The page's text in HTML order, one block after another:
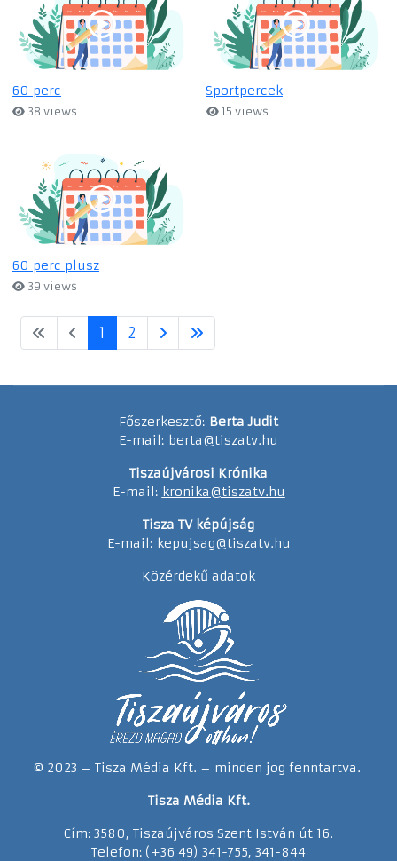
60 perc
38 views
Sportpercek
15 views
60 perc plusz
39 views
1 2
Főszerkesztő: Berta Judit
E-mail: berta@tiszatv.hu
Tiszaújvárosi Krónika
E-mail: kronika@tiszatv.hu
Tisza TV képújság
E-mail: kepujsag@tiszatv.hu
Közérdekű adatok
© 2023 – Tisza Média Kft. – minden jog fenntartva.
Tisza Média Kft.
Cím: 3580, Tiszaújváros Szent István út 16.
Telefon: (+36 49) 341-755, 341-844